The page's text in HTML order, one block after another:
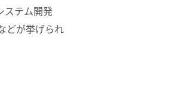
ステム開発
どが挙げられ